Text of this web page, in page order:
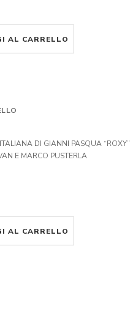
AL CARRELLO
DI GIANNI PASQUA “ROXY”
E MARCO PUSTERLA
AL CARRELLO